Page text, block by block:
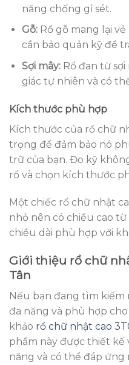
năng chống gỉ sét.
Gỗ:Rổ gỗ mang lại
cần bảo quản kỹ để
Sợi mây:Rổ đan từ sợi
giác tự nhiên và có
Kích thước phù hợp
Kích thước của rổ chữ
trọng để đảm bảo nó
trữ của bạn. Đo kỹ
rổ và chọn kích thước
Một chiếc rổ chữ nhật
nhỏ nên có chiều cao
chiều dài phù hợp với
Giới thiệu rổ chữ
Tân
Nếu bạn đang tìm kiếm
đa năng và phù hợp
khảo rổ chữ nhật cao
phẩm này được thiết kế
năng và có thể đáp